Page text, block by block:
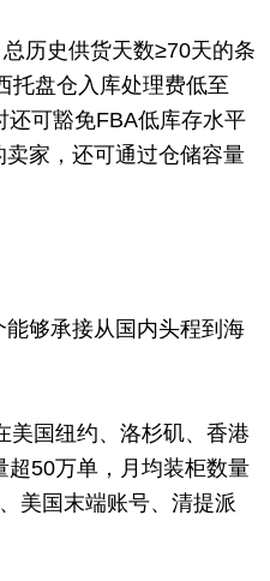
历史供货天数≥70天的条
托盘仓入库处理费低至
还可豁免FBA低库存水平
家，还可通过仓储容量
够承接从国内头程到海
美国纽约、洛杉矶、香港
超50万单，月均装柜数量
美国末端账号、清提派